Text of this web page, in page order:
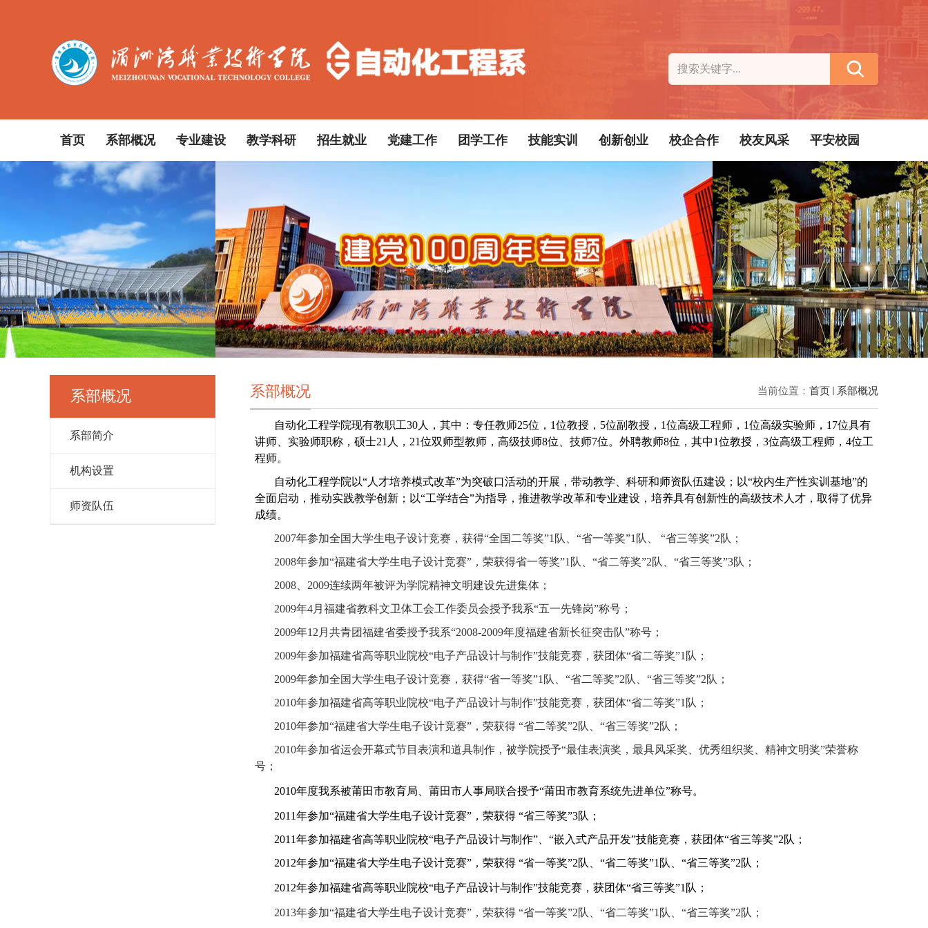
首页 系部概况 专业建设 教学科研 招生就业 党建工作 团学工作 技能实训 创新创业 校企合作 校友风采 平安校园
系部概况
系部简介
机构设置
师资队伍
当前位置： 首页 系部概况
系部概况
自动化工程学院现有教职工30人，其中：专任教师25位，1位教授， 5位副教授，1位高级工程师，1位高级实验师， 17位具有
讲师、实验师职称，硕士21 人， 21位双师型教师，高级技师8位、技师7位。外聘教师8位，其中1位教授， 3位高级工程师， 4位工
程师。
自动化工程学院 以“人才培养模式改革”为突破口活动的开展，带动教学、科研和师资队伍建设；以“校内生产性实训基地”的
全面启动，推动实践教学创新；以“工学结合”为指导，推进教学改革和专业建设，培养具有创新性的高级技术人才，取得了优异
成绩。
2007年参加全国大学生电子设计竞赛，获得“全国二等奖”1队、“省一等奖”1队、 “省三等奖”2队；
2008年参加“福建省大学生电子设计竞赛”，荣获得省一等奖”1队、“省二等奖”2队、“省三等奖”3队；
2008 、2009连续两年被评为学院精神文明建设先进集体；
2009年4月福建省教科文卫体工会工作委员会授予我系“五一先锋岗”称号；
2009年12月共青团福建省委授予我系“2008-2009年度福建省新长征突击队”称号；
2009年参加福建省高等职业院校“电子产品设计与制作”技能竞赛，获团体“省二等奖”1队；
2009年参加全国大学生电子设计竞赛，获得“省一等奖”1队、“省二等奖”2队、“省三等奖”2队；
2010年参加福建省高等职业院校“电子产品设计与制作”技能竞赛，获团体“省二等奖”1队；
2010年参加“福建省大学生电子设计竞赛”，荣获得 “省二等奖”2队、“省三等奖”2队；
2010年参加省运会开幕式节目表演和道具制作，被学院授予“最佳表演奖，最具风采奖、优秀组织奖、精神文明奖”荣誉称
号；
2010年度我系被莆田市教育局、莆田市人事局联合授予“莆田市教育系统先进单位”称号。
2011年参加“福建省大学生电子设计竞赛”，荣获得 “省三等奖”3队；
2011年参加福建省高等职业院校“电子产品设计与制作”、“嵌入式产品开发”技能竞赛，获团体“省三等奖”2队；
2012年参加“福建省大学生电子设计竞赛”，荣获得 “省一等奖”2队、 “省二等奖”1队、“省三等奖”2队；
2012年参加福建省高等职业院校“电子产品设计与制作”技能竞赛，获团体“省三等奖”1队；
2013年参加“福建省大学生电子设计竞赛”，荣获得 “省一等奖”2队、 “省二等奖”1队、“省三等奖”2队；